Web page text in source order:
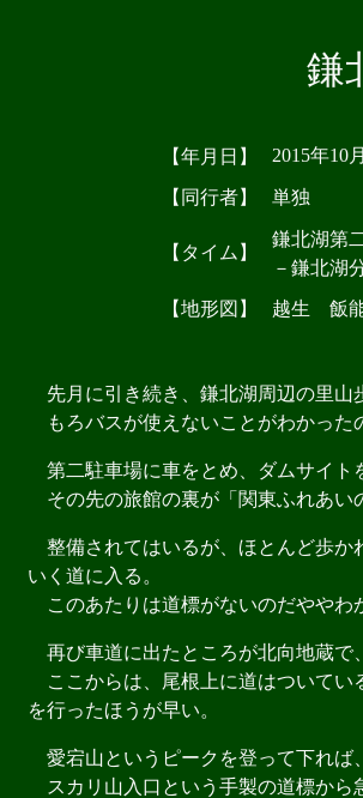
鎌
【年月日】 2015年10
【同行者】 単独
【タイム】
鎌北湖第
－鎌北湖
【地形図】
越生 飯
先月に引き続き、鎌北湖周辺の里山
もろバスが使えないことがわかった
第二駐車場に車をとめ、ダムサイト
その先の旅館の裏が「関東ふれあい
整備されてはいるが、ほとんど歩か
いく道に入る。
このあたりは道標がないのだややわ
再び車道に出たところが北向地蔵で
ここからは、尾根上に道はついてい
を行ったほうが早い。
愛宕山というピークを登って下れば
スカリ山入口という手製の道標から